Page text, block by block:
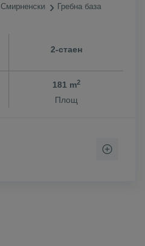
Гребна база
2-стаен
181 m2
Площ